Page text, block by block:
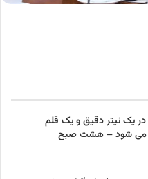
در یک تیتر دقیق و یک قلم
می شود – هشت صبح